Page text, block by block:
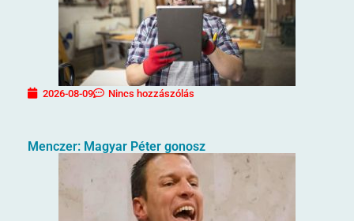
2026-08-09 Nincs hozzászólás
Menczer: Magyar Péter gonosz